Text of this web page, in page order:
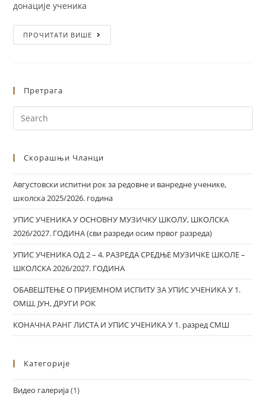
донације ученика
ПРОЧИТАТИ ВИШЕ
Претрага
Скорашњи Чланци
Августовски испитни рок за редовне и ванредне ученике,
школска 2025/2026. година
УПИС УЧЕНИКА У ОСНОВНУ МУЗИЧКУ ШКОЛУ, ШКОЛСКА
2026/2027. ГОДИНА (сви разреди осим првог разреда)
УПИС УЧЕНИКА ОД 2 – 4. РАЗРЕДА СРЕДЊЕ МУЗИЧКЕ ШКОЛЕ –
ШКОЛСКА 2026/2027. ГОДИНА
ОБАВЕШТЕЊЕ О ПРИЈЕМНОМ ИСПИТУ ЗА УПИС УЧЕНИКА У 1.
ОМШ, ЈУН, ДРУГИ РОК
КОНАЧНА РАНГ ЛИСТА И УПИС УЧЕНИКА У 1. разред СМШ
Категорије
Видео галерија(1)